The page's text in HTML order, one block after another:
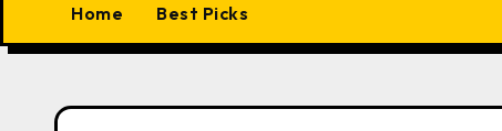
Home Best Picks